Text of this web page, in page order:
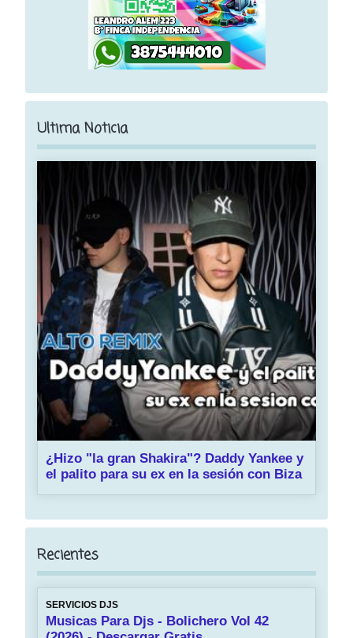
Ultima Noticia
¿Hizo "la gran Shakira"? Daddy Yankee y
el palito para su ex en la sesión con Biza
Recientes
SERVICIOS DJS
Musicas Para Djs - Bolichero Vol 42